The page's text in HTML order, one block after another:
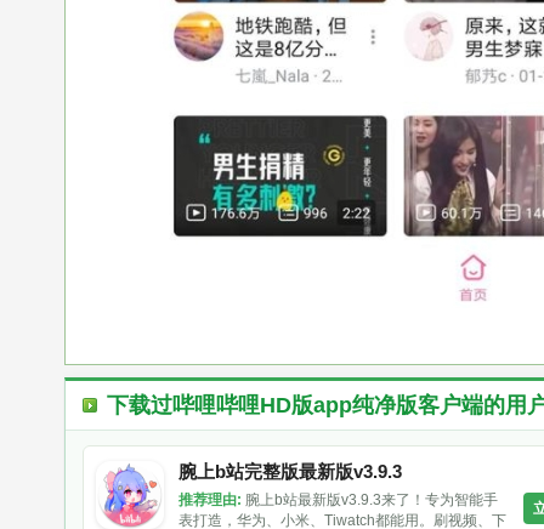
下载过哔哩哔哩HD版app纯净版客户端的用
腕上b站完整版最新版v3.9.3
推荐理由: 腕上b站最新版v3.9.3来了！专为智能手
表打造，华为、小米、Tiwatch都能用。刷视频、下